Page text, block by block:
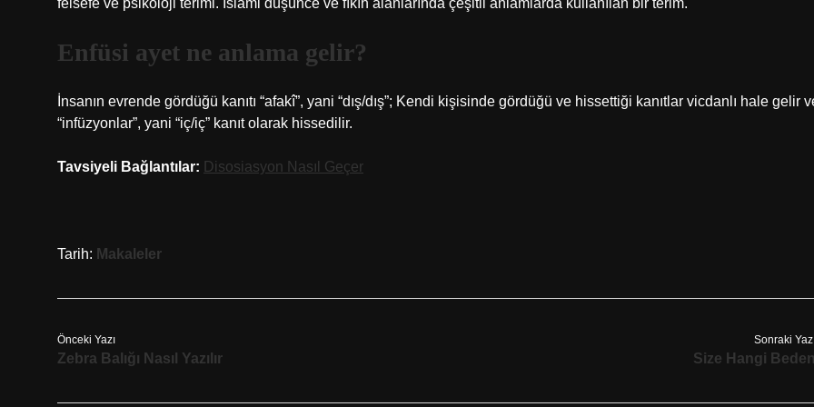
felsefe ve psikoloji terimi. İslami düşünce ve fıkıh alanlarında çeşitli anlamlarda kullanılan bir terim.
Enfüsi ayet ne anlama gelir?
İnsanın evrende gördüğü kanıtı “afakî”, yani “dış/dış”; Kendi kişisinde gördüğü ve hissettiği kanıtlar vicdanlı hale gelir
“infüzyonlar”, yani “iç/iç” kanıt olarak hissedilir.
Tavsiyeli Bağlantılar: Disosiasyon Nasıl Geçer
Tarih: Makaleler
Önceki Yazı
Zebra Balığı Nasıl Yazılır
Sonraki
Size Hangi Beden